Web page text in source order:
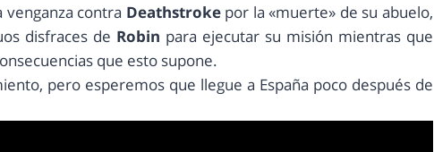
venganza contra Deathstrokepor la «muerte» de su abuelo,
disfraces de Robin para ejecutar su misión mientras que
que esto supone.
pero esperemos que llegue a España poco después de